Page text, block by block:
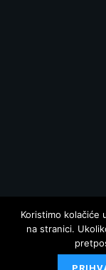
Koristimo kolačiće
na stranici.